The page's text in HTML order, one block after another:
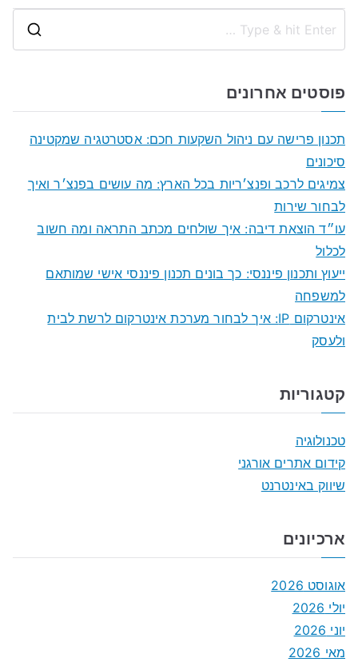
פוסטים אחרונים
תכנון פרישה עם ניהול השקעות חכם: אסטרטגיה שמקטינה
סיכונים
צמיגים לרכב ופנצ׳ריות בכל הארץ: מה עושים בפנצ׳ר ואיך
לבחור שירות
עו״ד הוצאת דיבה: איך שולחים מכתב התראה ומה חשוב
לכלול
ייעוץ ותכנון פיננסי: כך בונים תכנון פיננסי אישי שמותאם
למשפחה
אינטרקום IP: איך לבחור מערכת אינטרקום לרשת לבית
ולעסק
קטגוריות
טכנולוגיה
קידום אתרים אורגני
שיווק באינטרנט
ארכיונים
אוגוסט 2026
יולי 2026
יוני 2026
מאי 2026